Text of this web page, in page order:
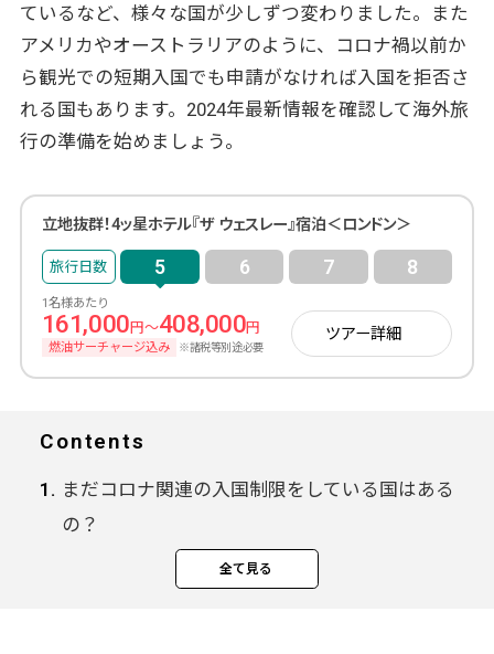
ているなど、様々な国が少しずつ変わりました。また
アメリカやオーストラリアのように、コロナ禍以前か
ら観光での短期入国でも申請がなければ入国を拒否さ
れる国もあります。2024年最新情報を確認して海外旅
行の準備を始めましょう。
立地抜群！4ッ星ホテル『ザ ウェスレー』宿泊＜ロンドン＞
5 6 7 8
1名様あたり
161,000円～408,000円
燃油サーチャージ込み ※諸税等別途必要
ツアー詳細
Contents
まだコロナ関連の入国制限をしている国はある
の？
渡航制限のある国
渡航の前に最新の日本帰国方法をチェック
全て見る